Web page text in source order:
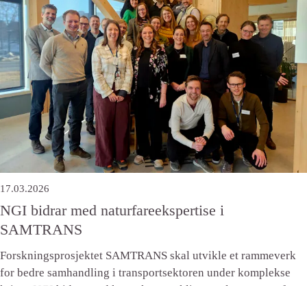
17.03.2026
NGI bidrar med naturfareekspertise i
SAMTRANS
Forskningsprosjektet SAMTRANS skal utvikle et rammeverk
for bedre samhandling i transportsektoren under komplekse